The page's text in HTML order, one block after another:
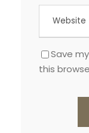
Save
this